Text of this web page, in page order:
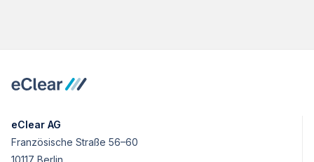
eClear AG
Französische Straße 56–60
10117 Berlin